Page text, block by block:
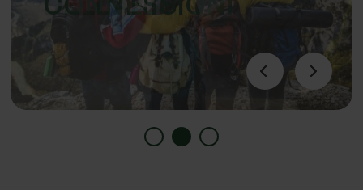
CONNESSIONI